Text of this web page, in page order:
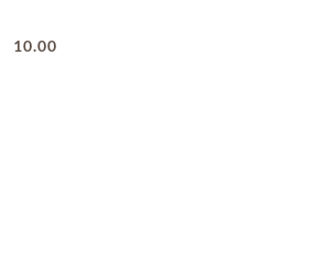
Cena:
10.00